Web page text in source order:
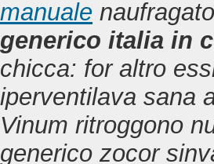
manuale
generico italia in
chicca: for altro
iperventilava sana
Vinum ritroggono
generico zocor